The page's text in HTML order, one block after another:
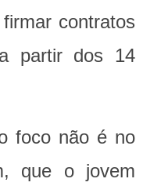
contratos
partir dos 14
foco não é no
que o jovem